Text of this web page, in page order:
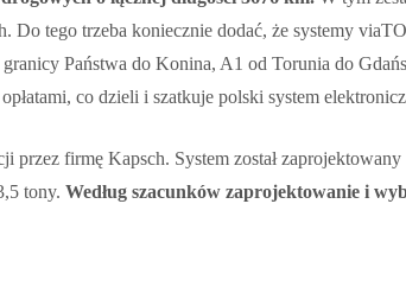
Do tego trzeba koniecznie dodać, że systemy
Państwa do Konina, A1 od Torunia do
co dzieli i szatkuje polski system
przez firmę Kapsch. System został
tony.Według szacunków zaprojektowanie i